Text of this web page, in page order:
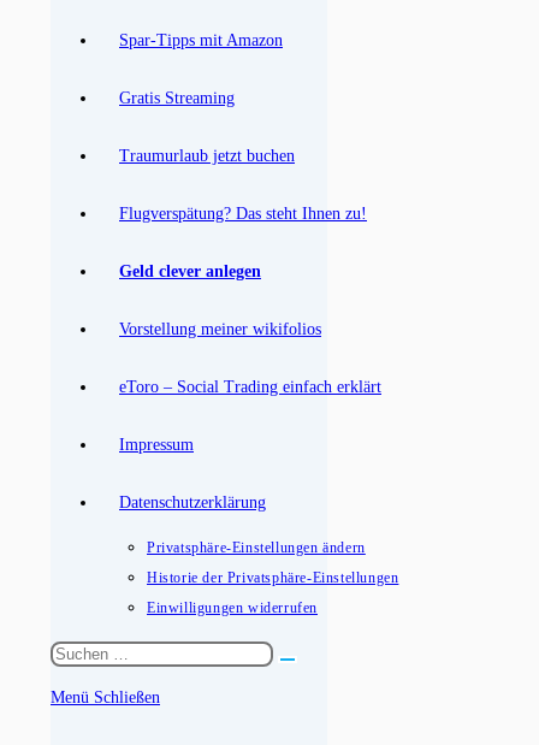
Spar-Tipps mit Amazon
Gratis Streaming
Traumurlaub jetzt buchen
Flugverspätung? Das steht Ihnen zu!
Geld clever anlegen
Vorstellung meiner wikifolios
eToro – Social Trading einfach erklärt
Impressum
Datenschutzerklärung
Privatsphäre-Einstellungen ändern
Historie der Privatsphäre-Einstellungen
Einwilligungen widerrufen
Diese
Menü Schließen